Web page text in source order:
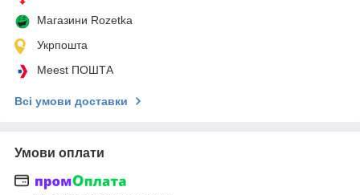
Магазини Rozetka
Укрпошта
Meest ПОШТА
Всі умови доставки
Умови оплати